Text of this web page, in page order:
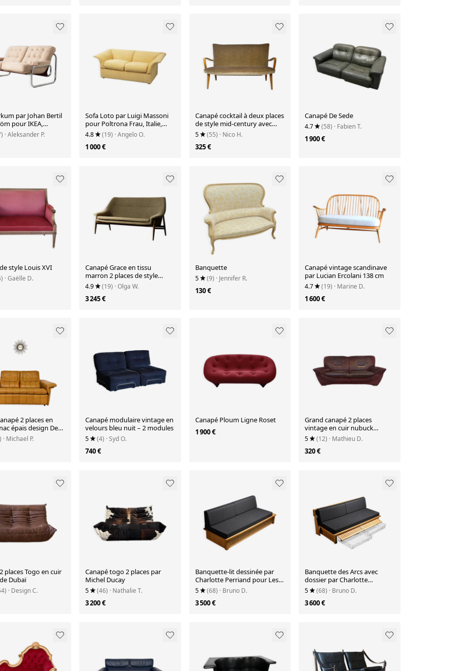
par Johan Bertil
pour IKEA,
· Aleksander P.
Sofa Loto par Luigi Massoni
pour Poltrona Frau, Italie,
vintage 1976
4.8 (19) · Angelo O.
1 000 €
Canapé cocktail à deux places
de style mid-century avec
revêtement en velours,
années 1960
5 (55) · Nico H.
325 €
Canapé De Sede
4.7 (58) · Fabien T.
1 900 €
style Louis XVI
· Gaëlle D.
Canapé Grace en tissu
marron 2 places de style
scandinave moderne du
milieu du siècle d'Ikea.
4.9 (19) · Olga W.
3 245 €
Banquette
5 (9) · Jennifer R.
130 €
Canapé vintage scandinave
par Lucian Ercolani 138 cm
4.7 (19) · Marine D.
1 600 €
2 places en
épais design De
70
· Michael P.
Canapé modulaire vintage en
velours bleu nuit – 2 modules
5 (4) · Syd O.
740 €
Canapé Ploum Ligne Roset
1 900 €
Grand canapé 2 places
vintage en cuir nubuck
marron "Charisma" – Années
80
5 (12) · Mathieu D.
320 €
places Togo en cuir
Dubaï
· Design C.
Canapé togo 2 places par
Michel Ducay
5 (46) · Nathalie T.
3 200 €
Banquette-lit dessinée par
Charlotte Perriand pour Les
Arcs, circa 1970.
5 (68) · Bruno D.
3 500 €
Banquette des Arcs avec
dossier par Charlotte
Perriand, circa 1973
5 (68) · Bruno D.
3 600 €